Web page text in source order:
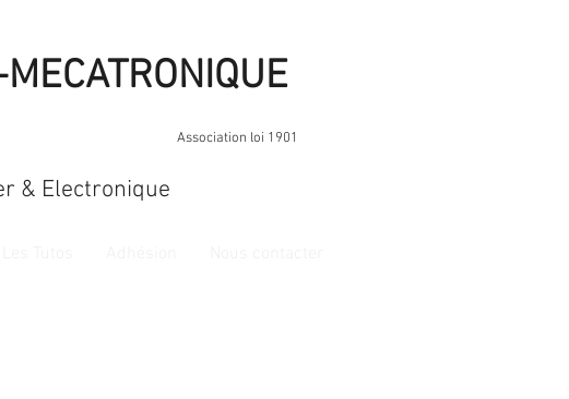
Association loi 1901
& Electronique